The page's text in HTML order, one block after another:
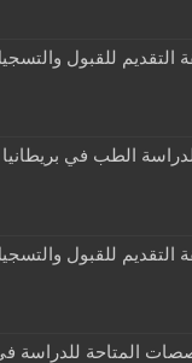
التقديم للقبول
الطب في بريطانيا
التقديم للقبول
المتاحة للدراسة في